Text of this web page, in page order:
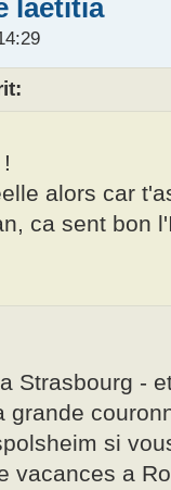
laetitia
alors car
ca sent bon
Strasbourg -
grande
si
vacances a